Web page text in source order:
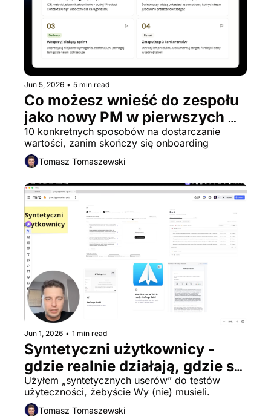
Jun 5, 2026 • 5 min read
Co możesz wnieść do zespołu
jako nowy PM w pierwszych
30 dniach?
10 konkretnych sposobów na dostarczanie
wartości, zanim skończy się onboarding
Tomasz Tomaszewski
Jun 1, 2026 • 1 min read
Syntetyczni użytkownicy -
gdzie realnie działają, gdzie są
ściemą, i jak odpalić u siebie
Użyłem „syntetycznych userów” do testów
użyteczności, żebyście Wy (nie) musieli.
Tomasz Tomaszewski